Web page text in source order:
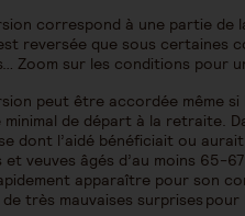
correspond à une partie
reversée que sous certaines
Zoom sur les conditions pour
peut être accordée même si
minimal de départ à la retraite.
dont l’aidé bénéficiait ou
veuves âgés d’au moins 65-
apparaître pour son
très mauvaises surprises pour